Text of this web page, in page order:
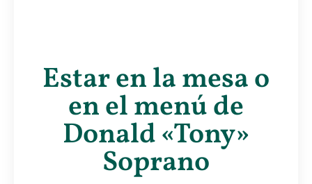
Estar en la mesa o
en el menú de
Donald «Tony»
Soprano